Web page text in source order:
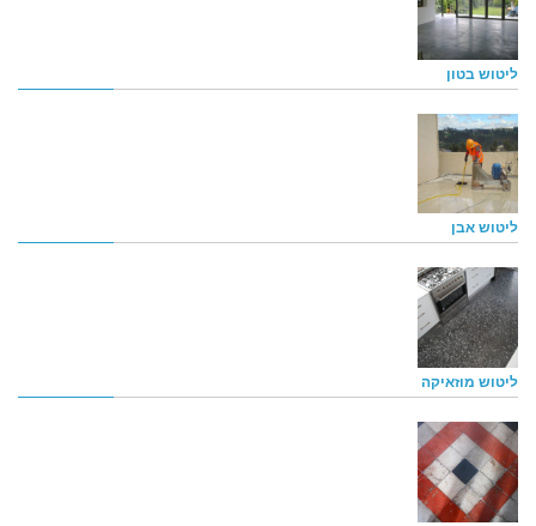
ליטוש בטון
ליטוש אבן
ליטוש מוזאיקה